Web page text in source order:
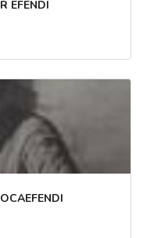
EFENDI